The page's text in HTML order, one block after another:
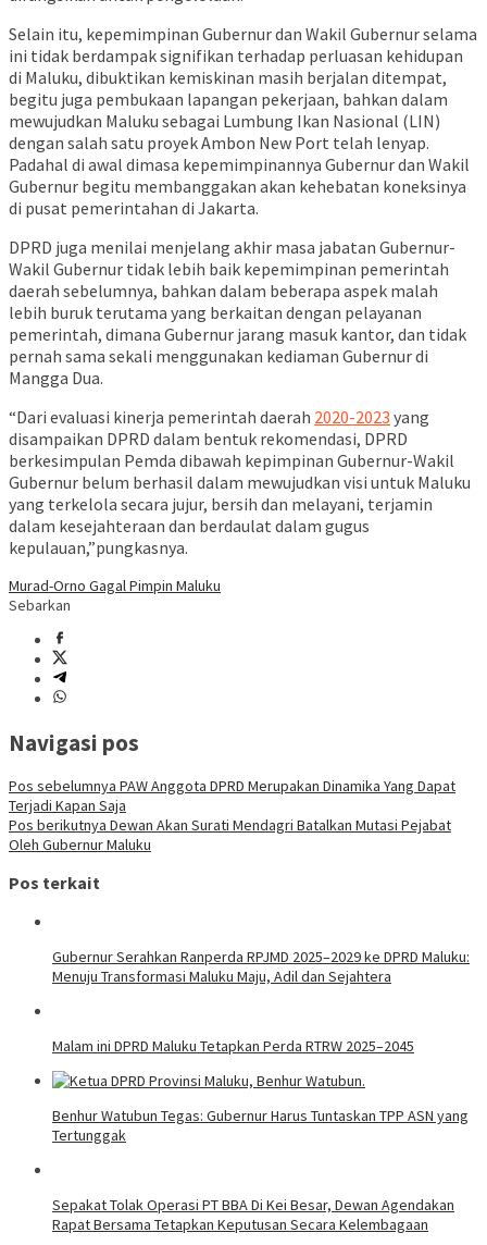
Selain itu, kepemimpinan Gubernur dan Wakil Gubernur selama
ini tidak berdampak signifikan terhadap perluasan kehidupan
di Maluku, dibuktikan kemiskinan masih berjalan ditempat,
begitu juga pembukaan lapangan pekerjaan, bahkan dalam
mewujudkan Maluku sebagai Lumbung Ikan Nasional (LIN)
dengan salah satu proyek Ambon New Port telah lenyap.
Padahal di awal dimasa kepemimpinannya Gubernur dan Wakil
Gubernur begitu membanggakan akan kehebatan koneksinya
di pusat pemerintahan di Jakarta.
DPRD juga menilai menjelang akhir masa jabatan Gubernur-
Wakil Gubernur tidak lebih baik kepemimpinan pemerintah
daerah sebelumnya, bahkan dalam beberapa aspek malah
lebih buruk terutama yang berkaitan dengan pelayanan
pemerintah, dimana Gubernur jarang masuk kantor, dan tidak
pernah sama sekali menggunakan kediaman Gubernur di
Mangga Dua.
“Dari evaluasi kinerja pemerintah daerah 2020-2023 yang
disampaikan DPRD dalam bentuk rekomendasi, DPRD
berkesimpulan Pemda dibawah kepimpinan Gubernur-Wakil
Gubernur belum berhasil dalam mewujudkan visi untuk Maluku
yang terkelola secara jujur, bersih dan melayani, terjamin
dalam kesejahteraan dan berdaulat dalam gugus
kepulauan,”pungkasnya.
Murad-Orno Gagal Pimpin Maluku
Sebarkan
Navigasi pos
Pos sebelumnya PAW Anggota DPRD Merupakan Dinamika Yang Dapat
Terjadi Kapan Saja
Pos berikutnya Dewan Akan Surati Mendagri Batalkan Mutasi Pejabat
Oleh Gubernur Maluku
Pos terkait
Gubernur Serahkan Ranperda RPJMD 2025–2029 ke DPRD Maluku:
Menuju Transformasi Maluku Maju, Adil dan Sejahtera
Malam ini DPRD Maluku Tetapkan Perda RTRW 2025–2045
Benhur Watubun Tegas: Gubernur Harus Tuntaskan TPP ASN yang
Tertunggak
Sepakat Tolak Operasi PT BBA Di Kei Besar, Dewan Agendakan
Rapat Bersama Tetapkan Keputusan Secara Kelembagaan